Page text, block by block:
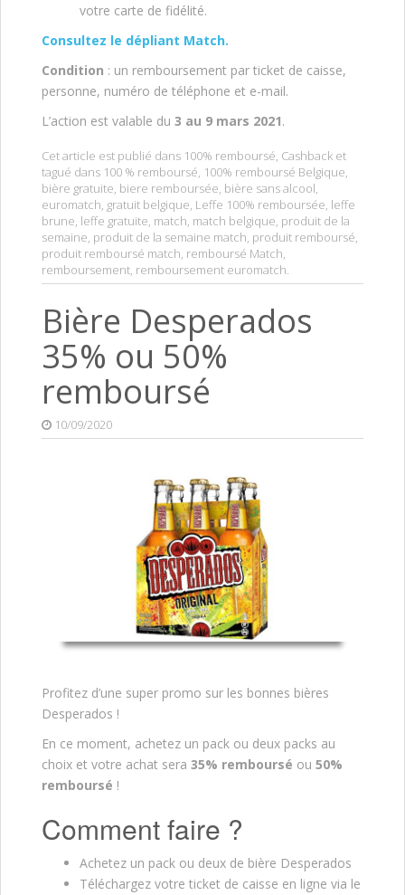
votre carte de fidélité.
Consultez le dépliant Match.
Condition : un remboursement par ticket de caisse,
personne, numéro de téléphone et e-mail.
L’action est valable du 3 au 9 mars 2021.
Cet article est publié dans 100% remboursé, Cashback et
tagué dans 100 % remboursé, 100% remboursé Belgique,
bière gratuite, biere remboursée, bière sans alcool,
euromatch, gratuit belgique, Leffe 100% remboursée, leffe
brune, leffe gratuite, match, match belgique, produit de la
semaine, produit de la semaine match, produit remboursé,
produit remboursé match, remboursé Match,
remboursement, remboursement euromatch.
Bière Desperados
35% ou 50%
remboursé
10/09/2020
Profitez d’une super promo sur les bonnes bières
Desperados !
En ce moment, achetez un pack ou deux packs au
choix et votre achat sera 35% remboursé ou 50%
remboursé !
Comment faire ?
Achetez un pack ou deux de bière Desperados
Téléchargez votre ticket de caisse en ligne via le